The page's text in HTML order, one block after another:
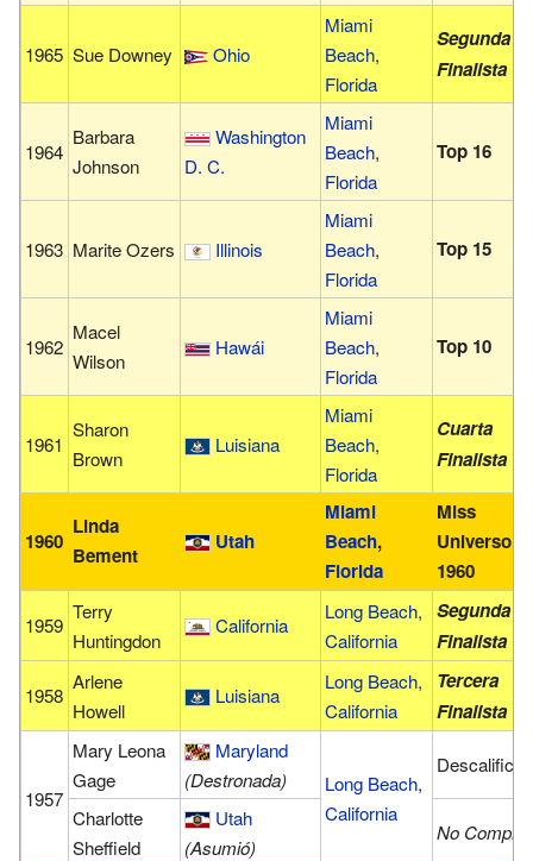
1965 Sue Downey Ohio
Miami
Beach,
Florida
Segunda
Finalista
1964
Barbara
Johnson
Washington
D. C.
Miami
Beach,
Florida
Top 16
1963 Marite Ozers Illinois
Miami
Beach,
Florida
Top 15
1962
Macel
Wilson
Hawái
Miami
Beach,
Florida
Top 10
1961
Sharon
Brown
Luisiana
Miami
Beach,
Florida
Cuarta
Finalista
1960
Linda
Bement
Utah
Miami
Beach,
Florida
Miss
Universo
1960
1959
Terry
Huntingdon
California
Long Beach,
California
Segunda
Finalista
1958
Arlene
Howell
Luisiana
Long Beach,
California
Tercera
Finalista
1957
Mary Leona
Gage
Maryland
(Destronada)
Long Beach,
California
Charlotte
Sheffield
Utah
(Asumió)
No Compitió